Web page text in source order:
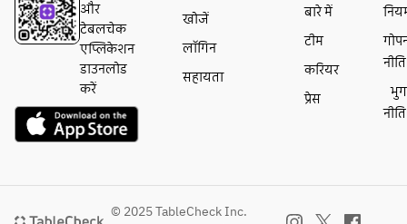
और
टेबलचेक
एप्लिकेशन
डाउनलोड
करें
खोजें
लॉगिन
सहायता
बारे में
टीम
करियर
प्रेस
नीति
नीति
© 2025 TableCheck Inc.